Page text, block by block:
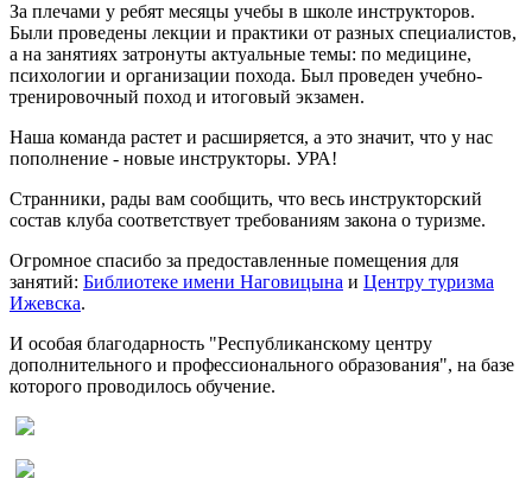
За плечами у ребят месяцы учебы в школе инструкторов.
Были проведены лекции и практики от разных специалистов,
а на занятиях затронуты актуальные темы: по медицине,
психологии и организации похода. Был проведен учебно-
тренировочный поход и итоговый экзамен.
Наша команда растет и расширяется, а это значит, что у нас
пополнение - новые инструкторы. УРА!
Странники, рады вам сообщить, что весь инструкторский
состав клуба соответствует требованиям закона о туризме.
Огромное спасибо за предоставленные помещения для
занятий: Библиотеке имени Наговицына и Центру туризма
Ижевска.
И особая благодарность "Республиканскому центру
дополнительного и профессионального образования", на базе
которого проводилось обучение.